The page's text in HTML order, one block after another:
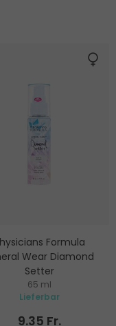
Formula
Wear Diamond
Setter
für strahlenden
Look
65 ml
Lieferbar
9.35 Fr.